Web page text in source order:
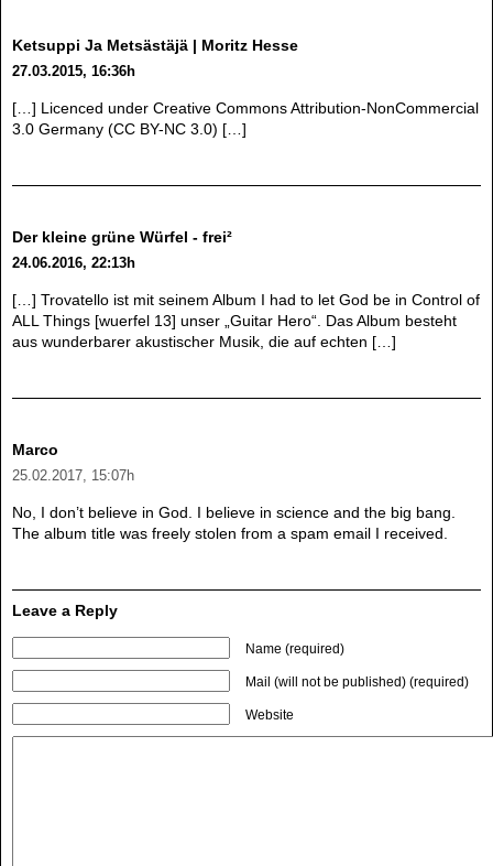
Ketsuppi Ja Metsästäjä | Moritz Hesse
27.03.2015, 16:36h
[…] Licenced under Creative Commons Attribution-NonCommercial
3.0 Germany (CC BY-NC 3.0) […]
Der kleine grüne Würfel - frei²
24.06.2016, 22:13h
[…] Trovatello ist mit seinem Album I had to let God be in Control of
ALL Things [wuerfel 13] unser „Guitar Hero“. Das Album besteht
aus wunderbarer akustischer Musik, die auf echten […]
Marco
25.02.2017, 15:07h
No, I don’t believe in God. I believe in science and the big bang.
The album title was freely stolen from a spam email I received.
Leave a Reply
Name (required)
Mail (will not be published) (required)
Website